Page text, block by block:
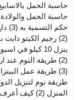
حاسبة الحمل
حاسبة الحمل
حكم التسمية به (3)
(2)
رجيم الكيتو دايت
ينزل 10 كيلو في اسبوع سهل
(2)
طريقة النوم عند
(3)
طريقة عمل
طريقة نوم لتنزيل
المنزل (2) كيف أعرف